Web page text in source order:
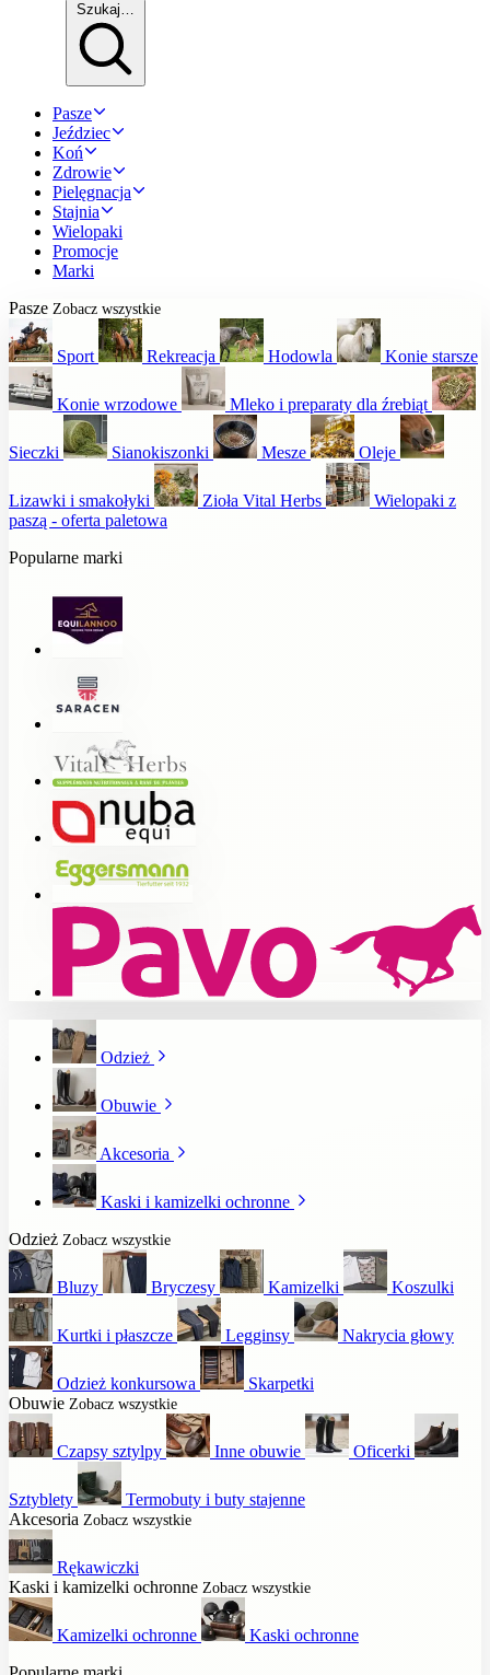
Szukaj…
Pasze
Jeździec
Koń
Zdrowie
Pielęgnacja
Stajnia
Wielopaki
Promocje
Marki
Pasze Zobacz wszystkie
Sport Rekreacja Hodowla Konie starsze
Konie wrzodowe Mleko i preparaty dla źrebiąt
Sieczki Sianokiszonki Mesze Oleje
Lizawki i smakołyki Zioła Vital Herbs
Wielopaki z
paszą - oferta paletowa
Popularne marki
Odzież
Obuwie
Akcesoria
Kaski i kamizelki ochronne
Odzież Zobacz wszystkie
Bluzy Bryczesy Kamizelki Koszulki
Kurtki i płaszcze Legginsy Nakrycia głowy
Odzież konkursowa
Skarpetki
Obuwie Zobacz wszystkie
Czapsy sztylpy Inne obuwie Oficerki
Sztyblety
Termobuty i buty stajenne
Akcesoria Zobacz wszystkie
Rękawiczki
Kaski i kamizelki ochronne Zobacz wszystkie
Kamizelki ochronne
Kaski ochronne